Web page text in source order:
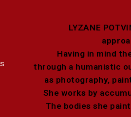
LYZANE
Having in mind
through a humanistic
as photography,
She works by
The bodies she